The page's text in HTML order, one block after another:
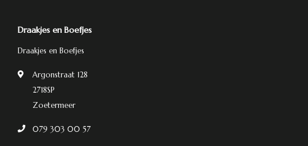
Draakjes en Boefjes
Draakjes en Boefjes
Argonstraat 128
2718SP
Zoetermeer
079 303 00 57